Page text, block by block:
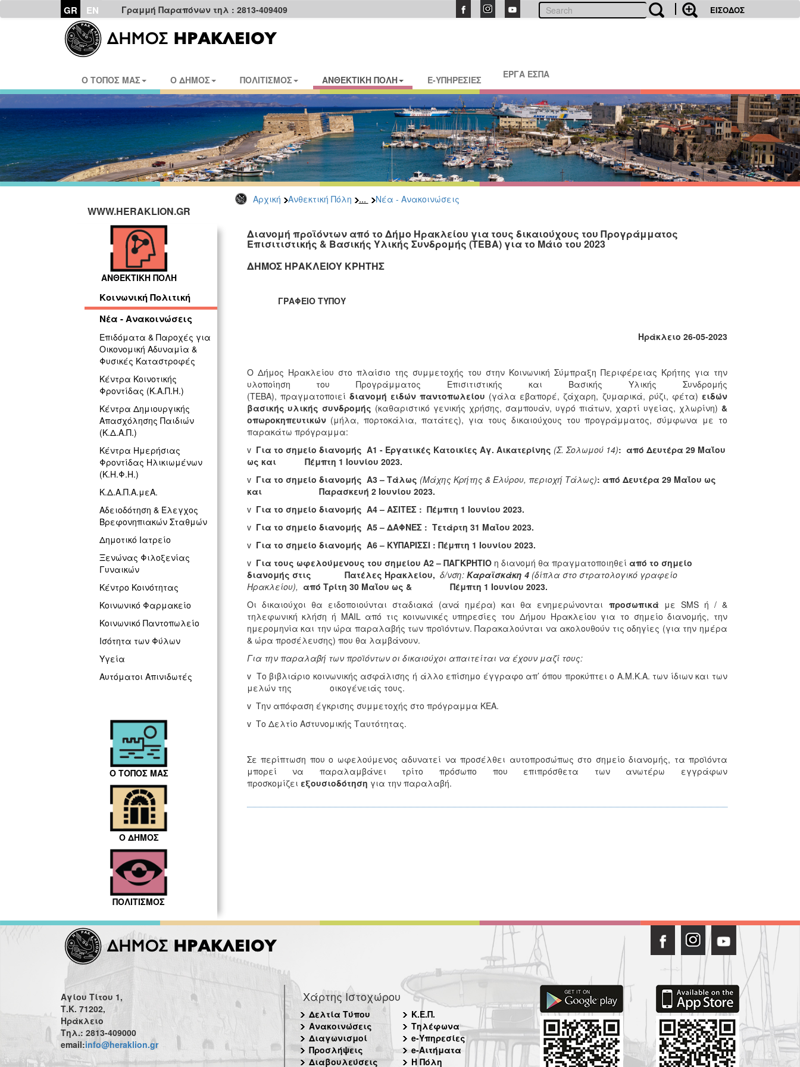
GR EN Γραμμή Παραπόνων τηλ : 2813-409409 ΕΙΣΟΔΟΣ
Ο ΤΟΠΟΣ ΜΑΣ Ο ΔΗΜΟΣ ΠΟΛΙΤΙΣΜΟΣ ΑΝΘΕΚΤΙΚΗ ΠΟΛΗ E-ΥΠΗΡΕΣΙΕΣ ΕΡΓΑ ΕΣΠΑ
Αρχική Ανθεκτική Πόλη ... Νέα - Ανακοινώσεις
WWW.HERAKLION.GR
ΑΝΘΕΚΤΙΚΗ ΠΟΛΗ
Κοινωνική Πολιτική
Νέα - Ανακοινώσεις
Επιδόματα & Παροχές για
Οικονομική Αδυναμία &
Φυσικές Καταστροφές
Κέντρα Κοινοτικής
Φροντίδας (Κ.Α.Π.Η.)
Κέντρα Δημιουργικής
Απασχόλησης Παιδιών
(Κ.Δ.Α.Π.)
Κέντρα Ημερήσιας
Φροντίδας Ηλικιωμένων
(Κ.Η.Φ.Η.)
Κ.Δ.Α.Π.Α.μεΑ.
Αδειοδότηση & Έλεγχος
Βρεφονηπιακών Σταθμών
Δημοτικό Ιατρείο
Ξενώνας Φιλοξενίας
Γυναικών
Κέντρο Κοινότητας
Κοινωνικό Φαρμακείο
Κοινωνικό Παντοπωλείο
Ισότητα των Φύλων
Υγεία
Αυτόματοι Απινιδωτές
Ο ΤΟΠΟΣ ΜΑΣ
Ο ΔΗΜΟΣ
ΠΟΛΙΤΙΣΜΟΣ
Διανομή προϊόντων από το Δήμο Ηρακλείου για τους δικαιούχους του Προγράμματος
Επισιτιστικής & Βασικής Υλικής Συνδρομής (ΤΕΒΑ) για το Μάιο του 2023
ΔΗΜΟΣ ΗΡΑΚΛΕΙΟΥ ΚΡΗΤΗΣ
ΓΡΑΦΕΙΟ ΤΥΠΟΥ
Ηράκλειο 26-05-2023
Ο Δήμος Ηρακλείου στο πλαίσιο της συμμετοχής του στην Κοινωνική Σύμπραξη Περιφέρειας Κρήτης για την
υλοποίηση του Προγράμματος Επισιτιστικής και Βασικής Υλικής Συνδρομής
(ΤΕΒΑ), πραγματοποιεί διανομή ειδών παντοπωλείου (γάλα εβαπορέ, ζάχαρη, ζυμαρικά, ρύζι, φέτα) ειδών
βασικής υλικής συνδρομής (καθαριστικό γενικής χρήσης, σαμπουάν, υγρό πιάτων, χαρτί υγείας, χλωρίνη) &
οπωροκηπευτικών (μήλα, πορτοκάλια, πατάτες), για τους δικαιούχους του προγράμματος, σύμφωνα με το
παρακάτω πρόγραμμα:
v Για το σημείο διανομής Α1 - Εργατικές Κατοικίες Αγ. Αικατερίνης (Σ. Σολωμού 14): από Δευτέρα 29 Μαΐου
ως και Πέμπτη 1 Ιουνίου 2023.
v Για το σημείο διανομής Α3 – Τάλως (Μάχης Κρήτης & Ελύρου, περιοχή Τάλως): από Δευτέρα 29 Μαΐου ως
και Παρασκευή 2 Ιουνίου 2023.
v Για το σημείο διανομής Α4 – ΑΣΙΤΕΣ : Πέμπτη 1 Ιουνίου 2023.
v Για το σημείο διανομής Α5 – ΔΑΦΝΕΣ : Τετάρτη 31 Μαΐου 2023.
v Για το σημείο διανομής A6 – ΚΥΠΑΡΙΣΣΙ : Πέμπτη 1 Ιουνίου 2023.
v Για τους ωφελούμενους του σημείου Α2 – ΠΑΓΚΡΗΤΙΟ η διανομή θα πραγματοποιηθεί από το σημείο
διανομής στις Πατέλες Ηρακλείου, δ/νση: Καραϊσκάκη 4 (δίπλα στο στρατολογικό γραφείο
Ηρακλείου), από Τρίτη 30 Μαΐου ως & Πέμπτη 1 Ιουνίου 2023.
Οι δικαιούχοι θα ειδοποιούνται σταδιακά (ανά ημέρα) και θα ενημερώνονται προσωπικά με SMS ή / &
τηλεφωνική κλήση ή MAIL από τις κοινωνικές υπηρεσίες του Δήμου Ηρακλείου για το σημείο διανομής, την
ημερομηνία και την ώρα παραλαβής των προϊόντων. Παρακαλούνται να ακολουθούν τις οδηγίες (για την ημέρα
& ώρα προσέλευσης) που θα λαμβάνουν.
Για την παραλαβή των προϊόντων οι δικαιούχοι απαιτείται να έχουν μαζί τους:
v Το βιβλιάριο κοινωνικής ασφάλισης ή άλλο επίσημο έγγραφο απ’ όπου προκύπτει ο Α.Μ.Κ.Α. των ίδιων και των
μελών της οικογένειάς τους.
v Την απόφαση έγκρισης συμμετοχής στο πρόγραμμα ΚΕΑ.
v Το Δελτίο Αστυνομικής Ταυτότητας.
Σε περίπτωση που ο ωφελούμενος αδυνατεί να προσέλθει αυτοπροσώπως στο σημείο διανομής, τα προϊόντα
μπορεί να παραλαμβάνει τρίτο πρόσωπο που επιπρόσθετα των ανωτέρω εγγράφων
προσκομίζει εξουσιοδότηση για την παραλαβή.
Αγίου Τίτου 1,
Τ.Κ. 71202,
Ηράκλειο
Τηλ.: 2813-409000
email:info@heraklion.gr
Χάρτης Ιστοχώρου
Δελτία Τύπου
Ανακοινώσεις
Διαγωνισμοί
Προσλήψεις
Διαβουλεύσεις
Κ.Ε.Π.
Τηλέφωνα
e-Υπηρεσίες
e-Αιτήματα
Η Πόλη